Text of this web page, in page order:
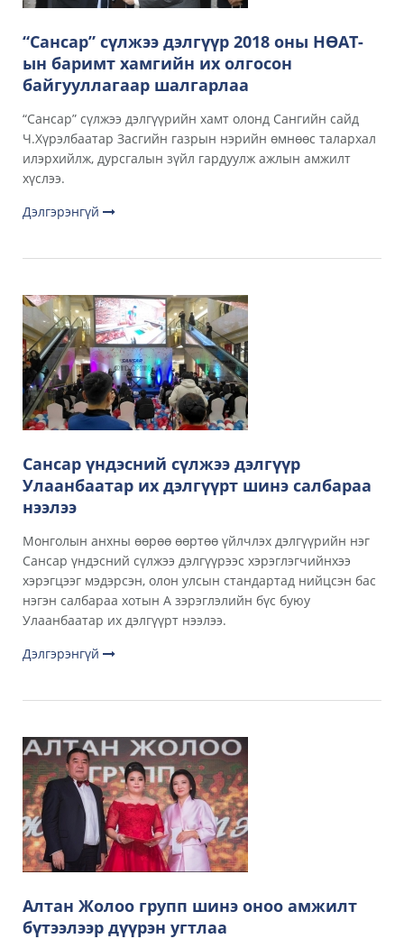
“Сансар” сүлжээ дэлгүүр 2018 оны НӨАТ-
ын баримт хамгийн их олгосон
байгууллагаар шалгарлаа
“Сансар” сүлжээ дэлгүүрийн хамт олонд Сангийн сайд
Ч.Хүрэлбаатар Засгийн газрын нэрийн өмнөөс талархал
илэрхийлж, дурсгалын зүйл гардуулж ажлын амжилт
хүслээ.
Дэлгэрэнгүй
Сансар үндэсний сүлжээ дэлгүүр
Улаанбаатар их дэлгүүрт шинэ салбараа
нээлээ
Монголын анхны өөрөө өөртөө үйлчлэх дэлгүүрийн нэг
Сансар үндэсний сүлжээ дэлгүүрээс хэрэглэгчийнхээ
хэрэгцээг мэдэрсэн, олон улсын стандартад нийцсэн бас
нэгэн салбараа хотын А зэрэглэлийн бүс буюу
Улаанбаатар их дэлгүүрт нээлээ.
Дэлгэрэнгүй
Алтан Жолоо групп шинэ оноо амжилт
бүтээлээр дүүрэн угтлаа